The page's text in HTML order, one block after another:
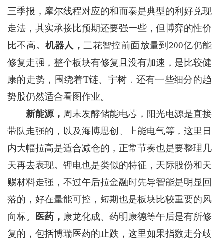
三季报，摩尔线程对应的和而泰是典型的利好兑现
走法，其实承接比预期还要强一些，但博弈的性价
比不高。 机器人，三花智控前面放量到200亿仍能
修复走强，整个板块有修复且没有加速，是比较健
康的走势，围绕着T链、宇树，还有一些细分的趋
势股仍然适合看图作业。
新能源， 周末发酵储能电芯，阳光电源是直接
带队走强的，以及海博思创、上能电气等，这里日
内大幅拉高是适合减仓的，正常节奏也是要整理几
天再去表现。锂电也是类似的特征，天际股份和天
赐材料走强，不过午后拉金融时先导智能是明显回
落的，好在量能可控，短期也是板块比较重要的风
向标。
医药， 康龙化成、药明康德等午后是有所修
复的，包括博瑞医药的止跌，这里如果指数走分歧